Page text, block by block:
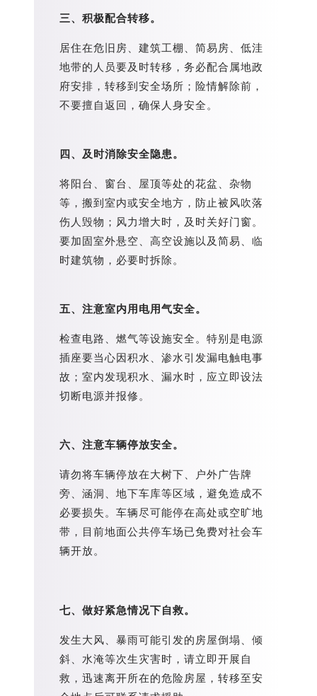
三、积极配合转移。
居住在危旧房、建筑工棚、简易房、低洼
地带的人员要及时转移，务必配合属地政
府安排，转移到安全场所；险情解除前，
不要擅自返回，确保人身安全。
四、及时消除安全隐患。
将阳台、窗台、屋顶等处的花盆、杂物
等，搬到室内或安全地方，防止被风吹落
伤人毁物；风力增大时，及时关好门窗。
要加固室外悬空、高空设施以及简易、临
时建筑物，必要时拆除。
五、注意室内用电用气安全。
检查电路、燃气等设施安全。特别是电源
插座要当心因积水、渗水引发漏电触电事
故；室内发现积水、漏水时，应立即设法
切断电源并报修。
六、注意车辆停放安全。
请勿将车辆停放在大树下、户外广告牌
旁、涵洞、地下车库等区域，避免造成不
必要损失。车辆尽可能停在高处或空旷地
带，目前地面公共停车场已免费对社会车
辆开放。
七、做好紧急情况下自救。
发生大风、暴雨可能引发的房屋倒塌、倾
斜、水淹等次生灾害时，请立即开展自
救，迅速离开所在的危险房屋，转移至安